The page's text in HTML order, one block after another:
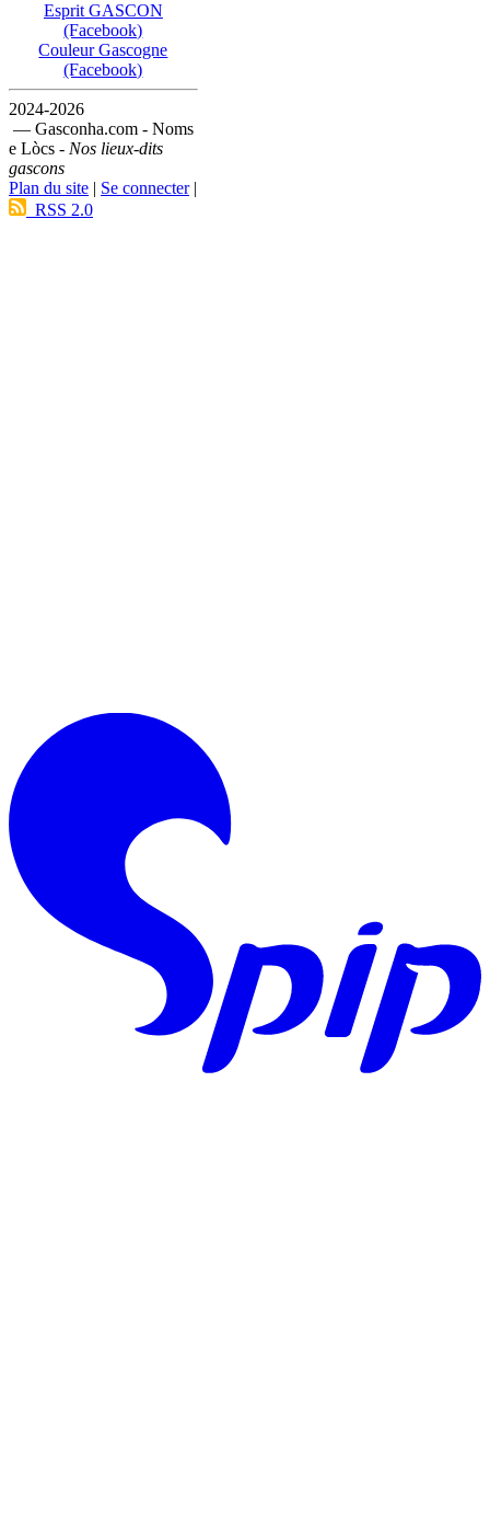
Esprit GASCON
(Facebook)
Couleur Gascogne
(Facebook)
2024-2026
— Gasconha.com - Noms
e Lòcs - Nos lieux-dits
gascons
Plan du site | Se connecter|
RSS 2.0